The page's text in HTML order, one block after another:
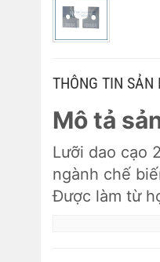
THÔNG TIN SẢN
Mô tả
Lưỡi dao cạo
ngành chế
Được làm từ